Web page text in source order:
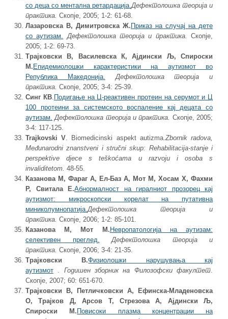
со деца со ментална ретардација.Дефектолошка теорија и
практика. Скопје, 2005; 1-2: 61-68.
Лазаровска В, Димитровска Ж. Приказ на случај на дете
со аутизам. Дефектолошка теорија и практика. Скопје,
2005; 1-2: 69-73.
Трајковски В, Василевска К, Ајдински Љ, Спироски
М. Епидемиолошки карактеристики на аутизмот во
Република Македонија.
Дефектолошка теорија и
практика. Скопје, 2005; 3-4: 25-39.
Синг КВ. Подигање на Ц-реактивен протеин на серумот и Ц
100 протеини за системското воспаление кај децата со
аутизам. Дефектолошка теорија и практика. Скопје, 2005;
3-4: 117-125.
Trajkovski V. Biomedicinski aspekt autizma.Zbornik radova,
Međunarodni znanstveni i stručni skup: Rehabilitacija-stanje i
perspektive djece s teškoćama u razvoju i osoba s
invaliditetom. 48-55.
Казанова М, Фараг А, Ел-Баз А, Мот М, Хосам Х, Фахми
Р, Свитала Е.Абнормалност на гиралниот прозорец кај
аутизмот: микроскопски корелат на путативна
миниколумнопатија.Дефектолошка теорија и
практика. Скопје, 2006; 1-2: 85-101.
Казанова М, Мот М. Невропатологија на аутизам:
селективен преглед.
Дефектолошка теорија и
практика. Скопје, 2006; 3-4: 21-35.
Трајковски В.Физиолошки нарушувања кај
аутизмот . Годишен зборник на Филозофски факултет.
Скопје, 2007; 60: 651-670.
Трајковски В, Петличковски А, Ефинска-Младеновска
О, Трајков Д, Арсов Т, Стрезова А, Ајдински Љ,
Спироски М. Повисоки плазма концентрации на